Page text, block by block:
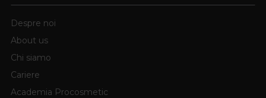
Despre noi
About us
Chi siamo
Cariere
Academia Procosmetic